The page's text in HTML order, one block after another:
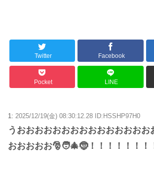
Twitter Facebook
Pocket LINE
1: 2025/12/19(金) 08:30:12.28 ID:HSSHP97H0
うおおおおおおおおおおおおおおお
おおおおお🎅🧑‍🎄🤶！！！！！！！